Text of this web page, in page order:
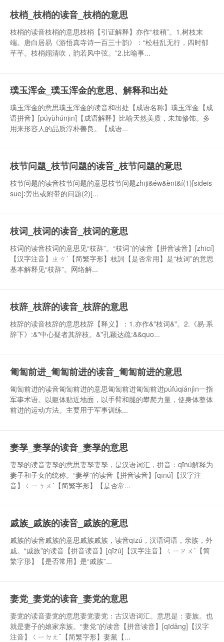
枝梢_枝梢的读音_枝梢的意思
枝梢的读音枝梢的意思枝梢【引证解释】亦作“枝稍”。1.树枝末
端。唐白居易《游悟真寺诗一百三十韵》：“松桂乱无行，四时郁
芊芊。枝梢嫋清吹，韵若风中弦。”2.比喻事...
璞玉浑金_璞玉浑金的意思、解释和出处
璞玉浑金的意思璞玉浑金的读音和出处【成语名称】璞玉浑金【成
语拼音】[púyùhúnjīn]【成语解释】比喻天然美质，未加修饰。多
用来形容人的品质淳朴善良。【成语...
枝节问题_枝节问题的读音_枝节问题的意思
枝节问题的读音枝节问题的意思枝节问题zhīji&éw&ènt&í(1)[sideis
sue]∶旁出或附带的问题(2)[...
枝词_枝词的读音_枝词的意思
枝词的读音枝词的意思见“枝辞”。“枝词”的读音【拼音读音】[zhīcí]
【汉字注音】ㄓㄘˊ【简繁字形】枝詞【是否常用】是“枝词”的意思
基本解释见“枝辞”。网络解...
枝辞_枝辞的读音_枝辞的意思
枝辞的读音枝辞的意思枝辞【释义】：1.亦作&"枝词&"。2.《易·系
辞下》:&"中心疑者其辞枝。&"孔颖达疏:&&quo...
匍匐前进_匍匐前进的读音_匍匐前进的意思
匍匐前进的读音匍匐前进的意思匍匐前进匍匐前进púfúqiánjìn一指
军事术语。以躯体贴近地面，以手臂和腿的攀爬力量，使身体整体
前进的运动方法。主要用于军事训练...
妻孥_妻孥的读音_妻孥的意思
妻孥的读音妻孥的意思妻孥妻孥，是汉语词汇，拼音：qīnú解释为
妻子和子女的统称。“妻孥”的读音【拼音读音】[qīnú]【汉字注
音】ㄑㄧㄋㄨˊ【简繁字形】【是否常...
戚族_戚族的读音_戚族的意思
戚族的读音戚族的意思戚族戚族，读音qīzú，汉语词语，亲族，外
戚。“戚族”的读音【拼音读音】[qīzú]【汉字注音】ㄑㄧㄗㄨˊ【简
繁字形】【是否常用】是“戚族”...
妻党_妻党的读音_妻党的意思
妻党的读音妻党的意思妻党妻党：古汉语词汇。意思是：妻族。也
就是妻子的娘家亲族。“妻党”的读音【拼音读音】[qīdǎng]【汉字
注音】ㄑㄧㄉㄤˇ【简繁字形】妻黨【...